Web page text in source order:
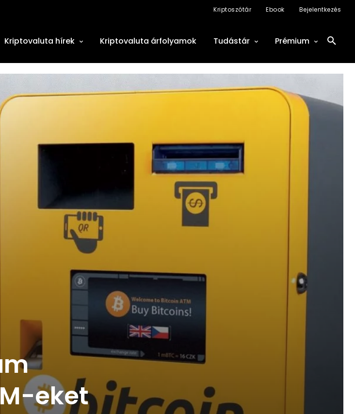
Kriptoszótár Ebook Bejelentkezés
Kriptovaluta hírek Kriptovaluta árfolyamok Tudástár Prémium
eket